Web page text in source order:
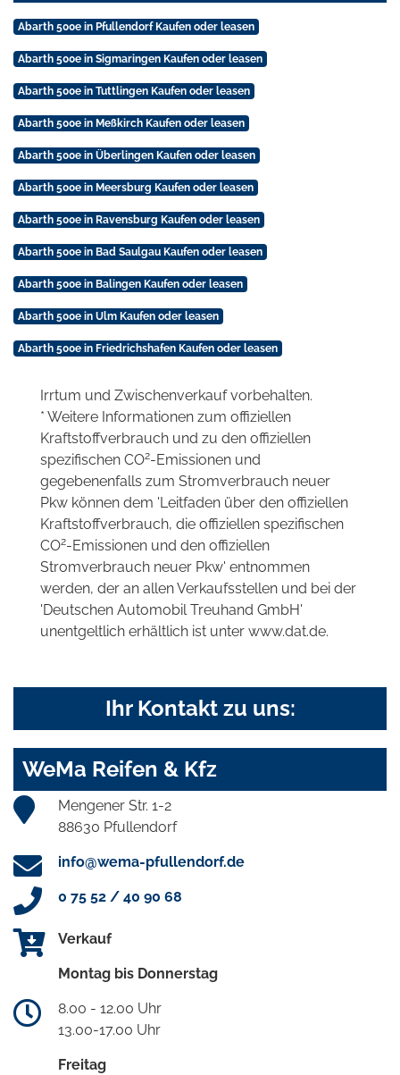
Abarth 500e in Pfullendorf Kaufen oder leasen
Abarth 500e in Sigmaringen Kaufen oder leasen
Abarth 500e in Tuttlingen Kaufen oder leasen
Abarth 500e in Meßkirch Kaufen oder leasen
Abarth 500e in Überlingen Kaufen oder leasen
Abarth 500e in Meersburg Kaufen oder leasen
Abarth 500e in Ravensburg Kaufen oder leasen
Abarth 500e in Bad Saulgau Kaufen oder leasen
Abarth 500e in Balingen Kaufen oder leasen
Abarth 500e in Ulm Kaufen oder leasen
Abarth 500e in Friedrichshafen Kaufen oder leasen
Irrtum und Zwischenverkauf vorbehalten.
* Weitere Informationen zum offiziellen
Kraftstoffverbrauch und zu den offiziellen
spezifischen CO2-Emissionen und
gegebenenfalls zum Stromverbrauch neuer
Pkw können dem 'Leitfaden über den offiziellen
Kraftstoffverbrauch, die offiziellen spezifischen
CO2-Emissionen und den offiziellen
Stromverbrauch neuer Pkw' entnommen
werden, der an allen Verkaufsstellen und bei der
'Deutschen Automobil Treuhand GmbH'
unentgeltlich erhältlich ist unter www.dat.de.
Ihr Kontakt zu uns:
WeMa Reifen & Kfz
Mengener Str. 1-2
88630 Pfullendorf
info@wema-pfullendorf.de
0 75 52 / 40 90 68
Verkauf
Montag bis Donnerstag
8.00 - 12.00 Uhr
13.00-17.00 Uhr
Freitag